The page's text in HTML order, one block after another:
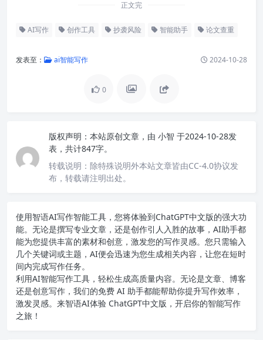
正文完
AI写作 创作工具 抄袭风险 智能助手 论文查重
发表至： ai智能写作 2024-10-28
0
版权声明： 本站原创文章，由 小智 于2024-10-28发
表，共计847字。
转载说明： 除特殊说明外本站文章皆由CC-4.0协议发
布，转载请注明出处。
使用智语AI写作智能工具，您将体验到ChatGPT中文版的强大功
能。无论是撰写专业文章，还是创作引人入胜的故事，AI助手都
能为您提供丰富的素材和创意，激发您的写作灵感。您只需输入
几个关键词或主题，AI便会迅速为您生成相关内容，让您在短时
间内完成写作任务。
利用AI智能写作工具，轻松生成高质量内容。无论是文章、博客
还是创意写作，我们的免费 AI 助手都能帮助你提升写作效率，
激发灵感。来智语AI体验 ChatGPT中文版 ，开启你的智能写作
之旅！